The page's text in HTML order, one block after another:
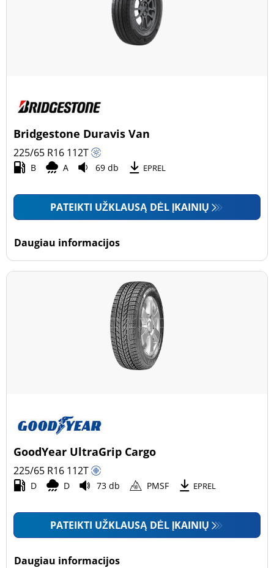
Bridgestone Duravis Van
225/65 R16 112T
B A 69 db EPREL
PATEIKTI UŽKLAUSĄ DĖL ĮKAINIŲ
Daugiau informacijos
GoodYear UltraGrip Cargo
225/65 R16 112T
D D 73 db PMSF EPREL
PATEIKTI UŽKLAUSĄ DĖL ĮKAINIŲ
Daugiau informacijos